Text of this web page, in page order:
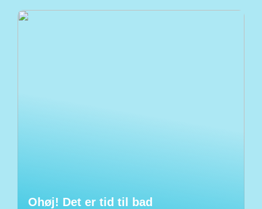
Ohøj! Det er tid til bad